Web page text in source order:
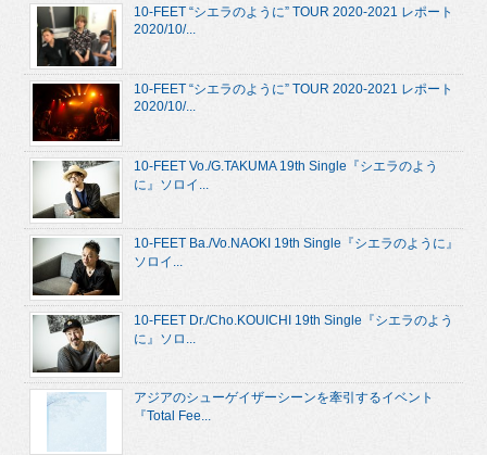
10-FEET “シエラのように” TOUR 2020-2021 レポート
2020/10/...
10-FEET “シエラのように” TOUR 2020-2021 レポート
2020/10/...
10-FEET Vo./G.TAKUMA 19th Single『シエラのよう
に』ソロイ...
10-FEET Ba./Vo.NAOKI 19th Single『シエラのように』
ソロイ...
10-FEET Dr./Cho.KOUICHI 19th Single『シエラのよう
に』ソロ...
アジアのシューゲイザーシーンを牽引するイベント
『Total Fee...